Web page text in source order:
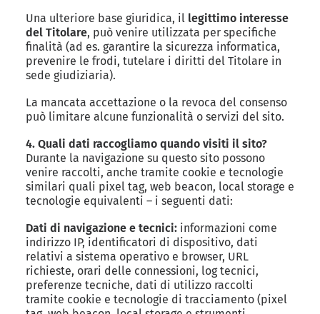
Una ulteriore base giuridica, il legittimo interesse
del Titolare, può venire utilizzata per specifiche
finalità (ad es. garantire la sicurezza informatica,
prevenire le frodi, tutelare i diritti del Titolare in
sede giudiziaria).
La mancata accettazione o la revoca del consenso
può limitare alcune funzionalità o servizi del sito.
4. Quali dati raccogliamo quando visiti il sito?
Durante la navigazione su questo sito possono
venire raccolti, anche tramite cookie e tecnologie
similari quali pixel tag, web beacon, local storage e
tecnologie equivalenti – i seguenti dati:
Dati di navigazione e tecnici: informazioni come
indirizzo IP, identificatori di dispositivo, dati
relativi a sistema operativo e browser, URL
richieste, orari delle connessioni, log tecnici,
preferenze tecniche, dati di utilizzo raccolti
tramite cookie e tecnologie di tracciamento (pixel